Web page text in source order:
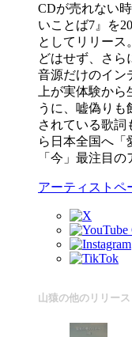
CDが売れない
いことば7』を
としてリリース
どはせず、さら
音源だけのイン
上が実体験か
うに、嘘偽りも
されている歌詞
ら日本全国へ「
「今」最注目の
アーティストペ
山猿の他のリリース